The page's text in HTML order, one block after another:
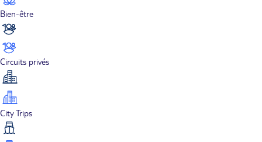
Bien-être
Circuits privés
City Trips